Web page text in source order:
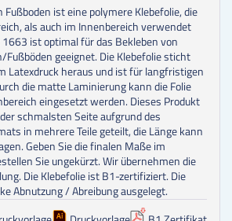
Fußboden ist eine polymere Klebefolie, die
als auch im Innenbereich verwendet
1663 ist optimal für das Bekleben von
geeignet. Die Klebefolie sticht
Latexdruck heraus und ist für langfristigen
die matte Laminierung kann die Folie
eingesetzt werden. Dieses Produkt
schmalsten Seite aufgrund des
in mehrere Teile geteilt, die Länge kann
Geben Sie die finalen Maße im
Sie ungekürzt. Wir übernehmen die
Die Klebefolie ist B1-zertifiziert. Die
Abnutzung / Abreibung ausgelegt.